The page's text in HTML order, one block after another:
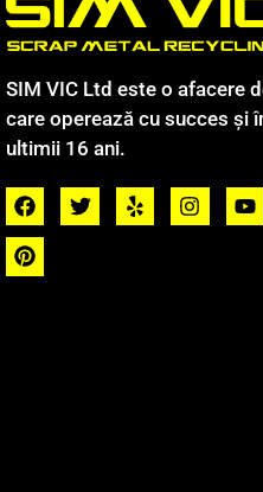
SIM VIC Ltd este o afacere
care operează cu succes și
ultimii 16 ani.